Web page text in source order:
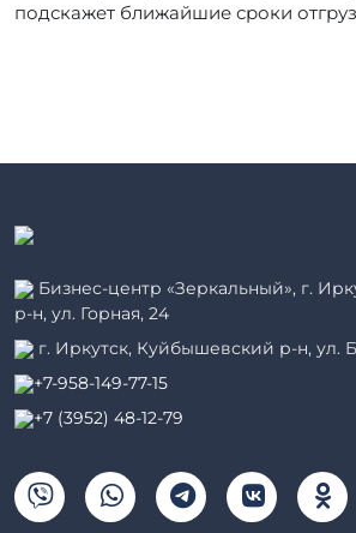
подскажет ближайшие сроки
Бизнес-центр «Зеркальный», г.
р-н, ул. Горная, 24
г. Иркутск, Куйбышевский р-н, ул.
+7-958-149-77-15
+7 (3952) 48-12-79